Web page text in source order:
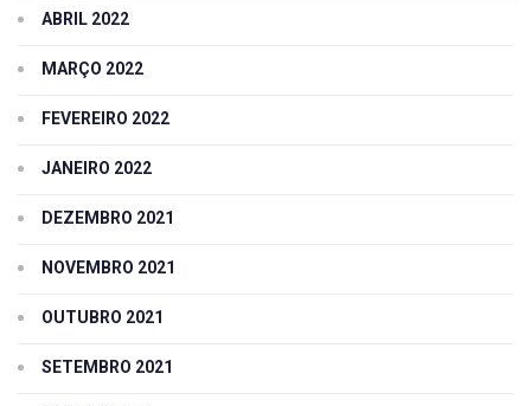
ABRIL 2022
MARÇO 2022
FEVEREIRO 2022
JANEIRO 2022
DEZEMBRO 2021
NOVEMBRO 2021
OUTUBRO 2021
SETEMBRO 2021